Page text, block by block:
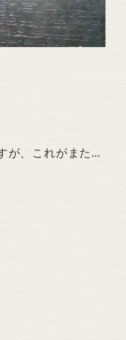
が、これがまた…